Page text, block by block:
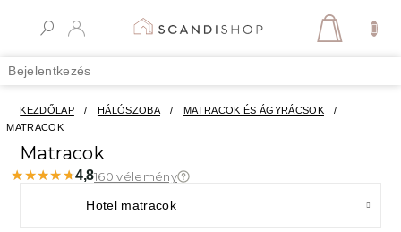
Bejelentkezés
KOSÁR
KEZDŐLAP / HÁLÓSZOBA / MATRACOK ÉS ÁGYRÁCSOK
/
MATRACOK
Matracok
★★★★★
★★★★★4,8160 vélemény
Hotel matracok